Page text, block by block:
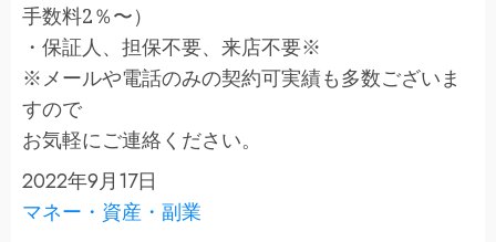
手数料2％〜）
・保証人、担保不要、来店不要※
※メールや電話のみの契約可実績も多数ございま
すので
お気軽にご連絡ください。
2022年9月17日
マネー・資産・副業